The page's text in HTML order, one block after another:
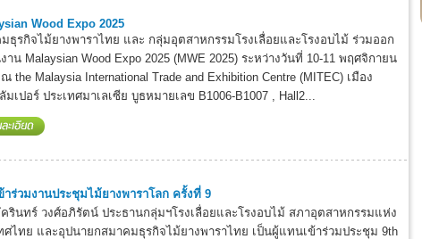
Wood Expo 2025
ธุรกิจไม้ยางพาราไทย และ กลุ่มอุตสาหกรรมโรงเลื่อยและโรงอบไม้ ร่วมออก
าน Malaysian Wood Expo 2025 (MWE 2025) ระหว่างวันที่ 10-11 พฤศจิกายน
the Malaysia International Trade and Exhibition Centre (MITEC) เมือง
มเปอร์ ประเทศมาเลเซีย บูธหมายเลข B1006-B1007 , Hall2...
าร่วมงานประชุมไม้ยางพาราโลก ครั้งที่ 9
รินทร์ วงศ์อภิรัตน์ ประธานกลุ่มฯโรงเลื่อยและโรงอบไม้ สภาอุตสาหกรรมแห่ง
ศไทย และอุปนายกสมาคมธุรกิจไม้ยางพาราไทย เป็นผู้แทนเข้าร่วมประชุม 9th